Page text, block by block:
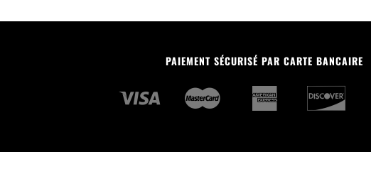
PAIEMENT SÉCURISÉ PAR CARTE BANCAIRE